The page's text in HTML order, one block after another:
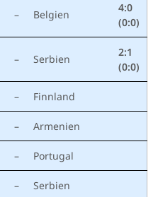
– Belgien
4:0
(0:0)
– Serbien
2:1
(0:0)
– Finnland
– Armenien
– Portugal
– Serbien